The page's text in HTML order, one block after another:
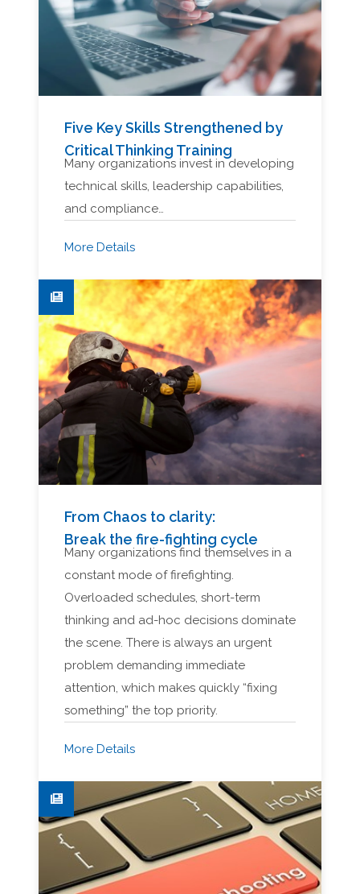
Five Key Skills Strengthened by
Critical Thinking Training
Many organizations invest in developing
technical skills, leadership capabilities,
and compliance…
More Details
From Chaos to clarity:
Break the fire-fighting cycle
Many organizations find themselves in a
constant mode of firefighting.
Overloaded schedules, short-term
thinking and ad-hoc decisions dominate
the scene. There is always an urgent
problem demanding immediate
attention, which makes quickly “fixing
something” the top priority.
More Details